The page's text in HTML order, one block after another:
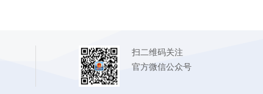
扫二维码关注
官方微信公众号